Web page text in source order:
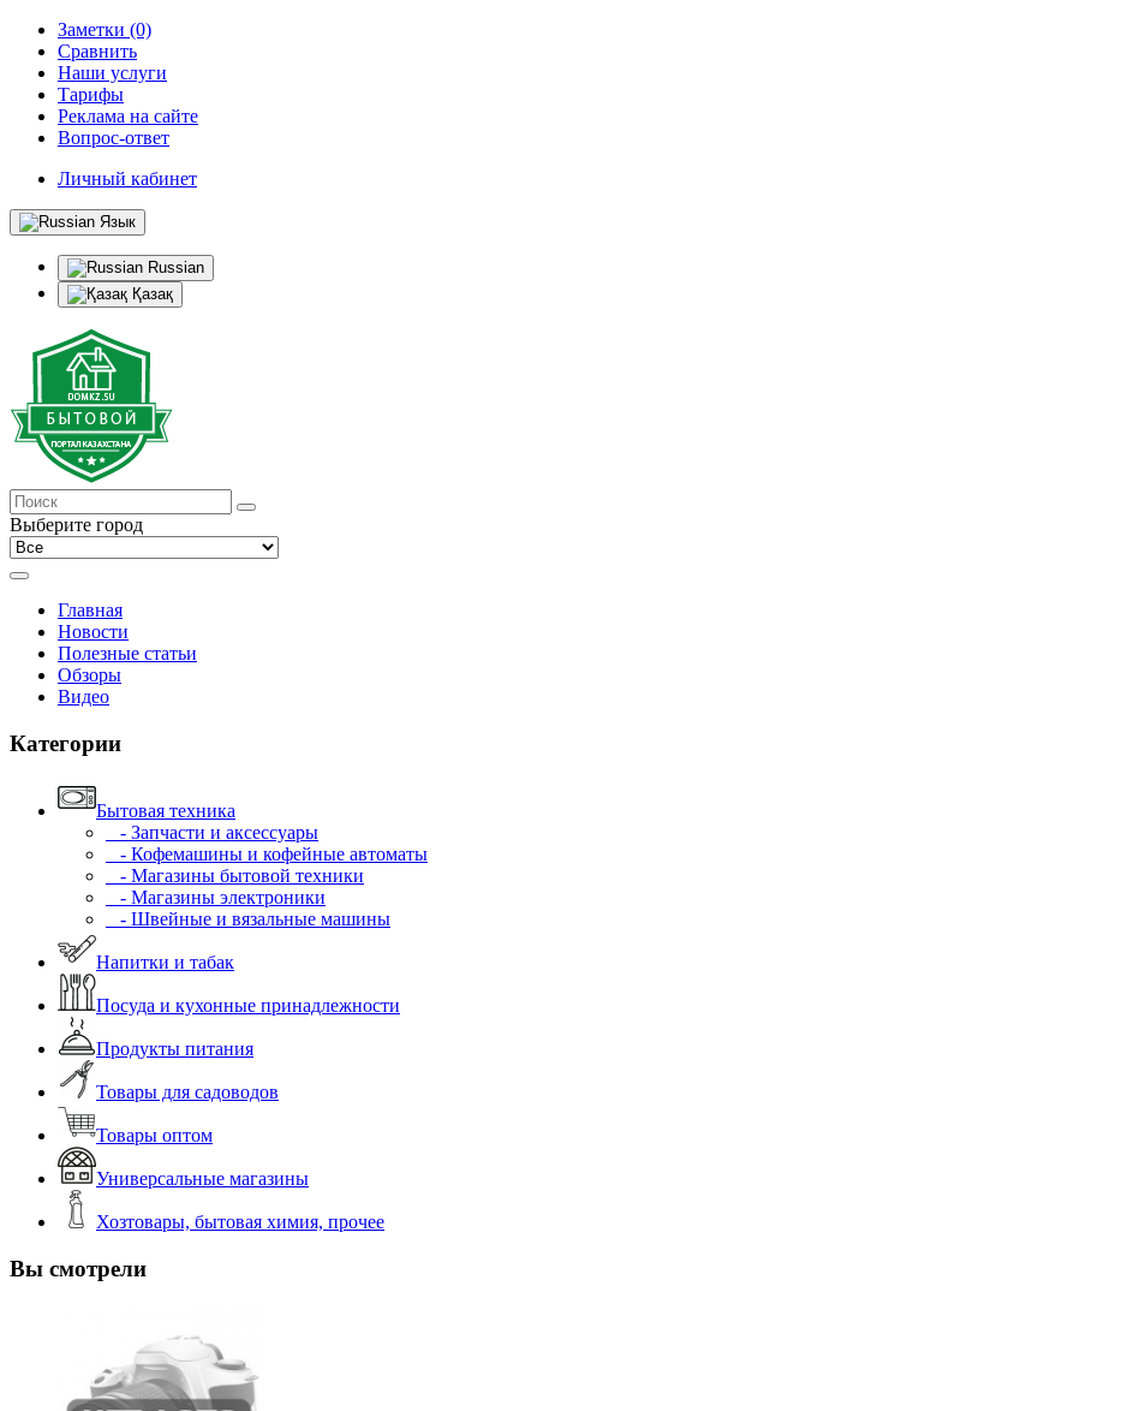
Заметки (0)
Сравнить
Наши услуги
Тарифы
Реклама на сайте
Вопрос-ответ
Личный кабинет
Язык
Russian
Қазақ
Выберите город
Главная
Новости
Полезные статьи
Обзоры
Видео
Категории
Бытовая техника
- Запчасти и аксессуары
- Кофемашины и кофейные автоматы
- Магазины бытовой техники
- Магазины электроники
- Швейные и вязальные машины
Напитки и табак
Посуда и кухонные принадлежности
Продукты питания
Товары для садоводов
Товары оптом
Универсальные магазины
Хозтовары, бытовая химия, прочее
Вы смотрели